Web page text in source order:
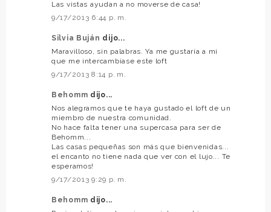
Las vistas ayudan a no moverse de casa!
9/17/2013 6:44 p. m.
Silvia Buján dijo...
Maravilloso, sin palabras. Ya me gustaría a mi
que me intercambiase este loft
9/17/2013 8:14 p. m.
Behomm dijo...
Nos alegramos que te haya gustado el loft de un
miembro de nuestra comunidad.
No hace falta tener una supercasa para ser de
Behomm...
Las casas pequeñas son más que bienvenidas...
el encanto no tiene nada que ver con el lujo... Te
esperamos!
9/17/2013 9:29 p. m.
Behomm dijo...